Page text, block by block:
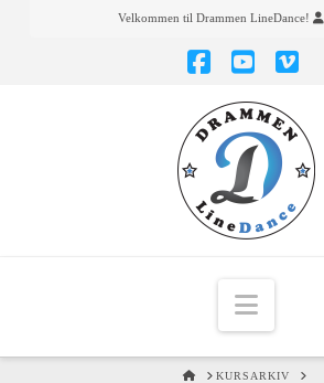
Velkommen til Drammen LineDance!
HOMEKURSARKIV